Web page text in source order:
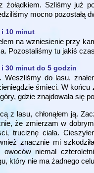
żołądkiem. Szliśmy już
mocno pozostałą
i 10 minut
na wzniesienie przy
Pozostaliśmy tu jakiś
i 30 minut do 5 godzin
Weszliśmy do lasu,
śmieci. W końcu
gdzie znajdowała się
z lasu, chłonąłem ją.
że zmierzam w
truciznę ciała.
znacznie mi
niemal
który nie ma żadnego